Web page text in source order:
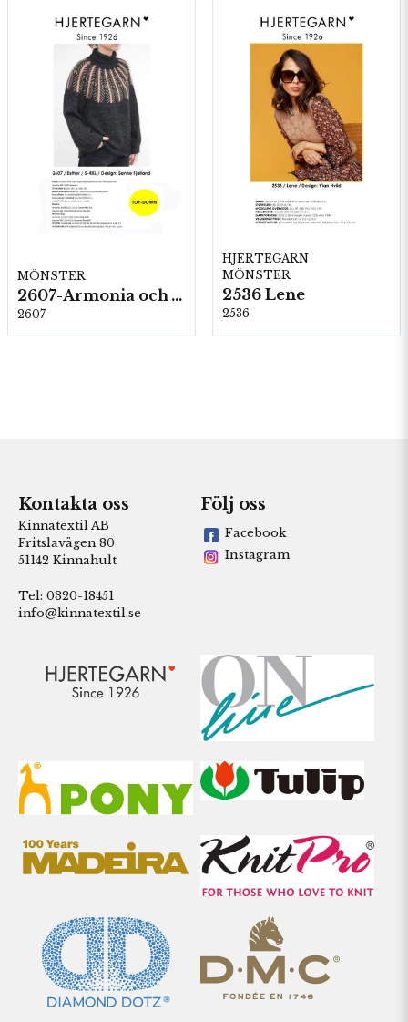
MÖNSTER
2607-Armonia och Alpaca 400
2607
HJERTEGARN
MÖNSTER
2536 Lene
2536
Kontakta oss
Kinnatextil AB
Fritslavägen 80
51142 Kinnahult
Tel: 0320-18451
info@kinnatextil.se
Följ oss
Facebook
Instagram